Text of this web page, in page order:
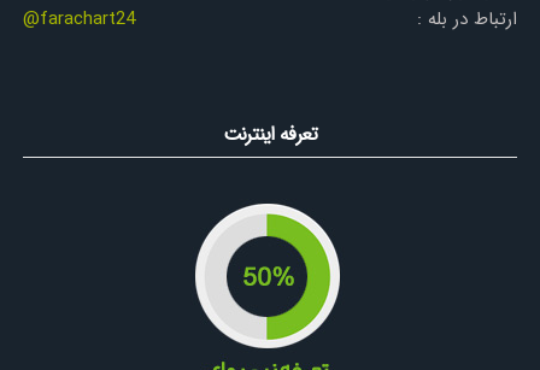
ارتباط در بله :
@farachart24
تعرفه اینترنت